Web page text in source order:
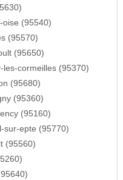
oise (95540)
(95570)
(95650)
les-cormeilles (95370)
(95680)
(95360)
(95160)
sur-epte (95770)
(95560)